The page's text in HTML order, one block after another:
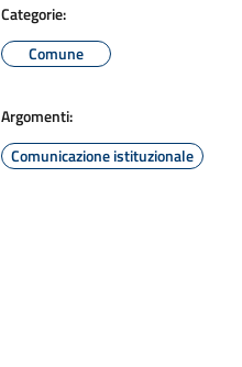
Categorie:
Comune
Argomenti:
Comunicazione istituzionale